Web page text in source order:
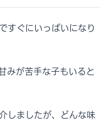
すぐにいっぱいになり
みが苦手な子もいると
しましたが、どんな味